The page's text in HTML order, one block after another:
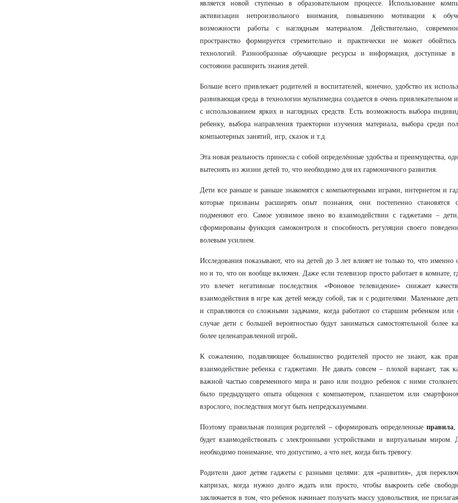
является новой ступенью в образовательном процессе. Использование
активизации непроизвольного внимания, повышению мотивации к
возможности работы с наглядным материалом. Действительно,
пространство формируется стремительно и практически не может
технологий. Разнообразные обучающие ресурсы и информация, доступные
состоянии расширить знания детей.
Больше всего привлекает родителей и воспитателей, конечно, удобство их
развивающая среда в технологии мультимедиа создается в очень привлекательном
с использованием ярких и наглядных средств. Есть возможность выбора
ребенку, выбора направления траектории изучения материала, выбора среди
компьютерных занятий, игр, сказок и т.д.
Эта новая реальность принесла с собой определённые удобства и преимущества,
вытеснять из жизни детей то, что необходимо для их гармоничного развития.
Дети все раньше и раньше знакомятся с компьютерными играми, интернетом и
которые призваны расширять опыт познания, они постепенно становятся
подменяют его. Самое уязвимое звено во взаимодействии с гаджетами –
сформированы функция самоконтроля и способность регуляции своего
волевым усилием.
Исследования показывают, что на детей до 3 лет влияет не только то, что именно
но и то, что он вообще включен. Даже если телевизор просто работает в комнате,
это влечет негативные последствия. «Фоновое телевидение» снижает
взаимодействия в игре как детей между собой, так и с родителями. Маленькие
и справляются со сложными задачами, когда работают со старшим ребенком
случае дети с большей вероятностью будут заниматься самостоятельной более
более целенаправленной игрой.
К сожалению, подавляющее большинство родителей просто не знают, как
взаимодействие ребенка с гаджетами. Не давать совсем – плохой вариант, так
важной частью современного мира и рано или поздно ребенок с ними
было предыдущего опыта общения с компьютером, планшетом или
взрослого, последствия могут быть непредсказуемыми.
Поэтому правильная позиция родителей – сформировать определенные правила,
будет взаимодействовать с электронными устройствами и виртуальным миром.
необходимо понимание, что допустимо, а что нет, когда бить тревогу.
Родители дают детям гаджеты с разными целями: для «развития», для
капризах, когда нужно долго ждать или просто, чтобы выкроить себе
заключается в том, что ребенок начинает получать массу удовольствия, не